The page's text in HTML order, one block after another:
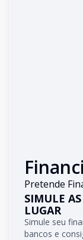
Pretende
SIMULE
LUGAR
Simule seu
bancos e